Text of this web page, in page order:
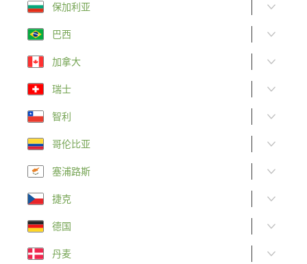
保加利亚
巴西
加拿大
瑞士
智利
哥伦比亚
塞浦路斯
捷克
德国
丹麦